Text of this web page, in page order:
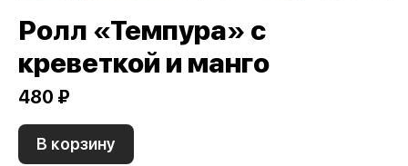
Ролл «Темпура» с
креветкой и манго
480 ₽
В корзину